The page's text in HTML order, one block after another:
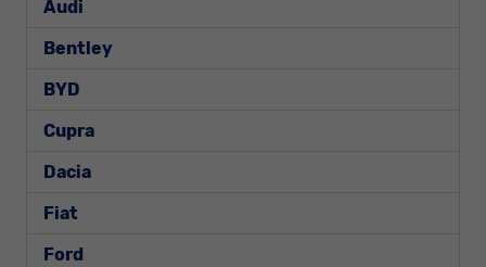
Audi
Bentley
BYD
Cupra
Dacia
Fiat
Ford